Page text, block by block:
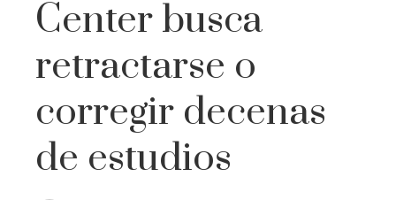
Center busca
retractarse o
corregir decenas
de estudios